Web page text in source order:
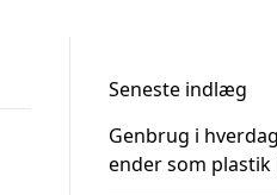
Seneste indlæg
Genbrug i
ender som plastik